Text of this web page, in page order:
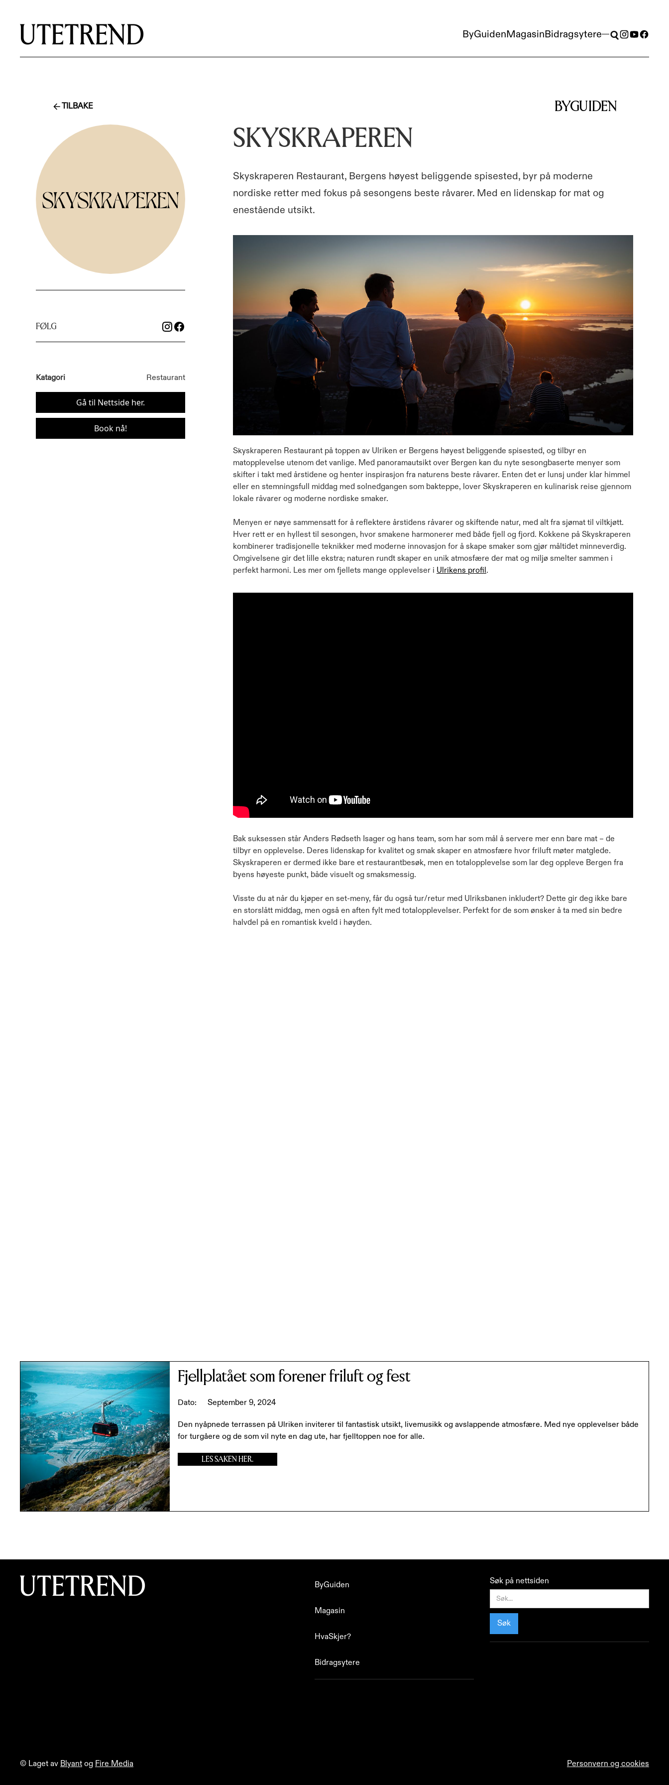
ByGuiden Magasin Bidragsytere
TILBAKE BYGUIDEN
FØLG
Katagori Restaurant
Gå til Nettside her.
Book nå!
SKYSKRAPEREN
Skyskraperen Restaurant, Bergens høyest beliggende spisested, byr på moderne
nordiske retter med fokus på sesongens beste råvarer. Med en lidenskap for mat og
enestående utsikt.
Skyskraperen Restaurant på toppen av Ulriken er Bergens høyest beliggende spisested, og tilbyr en
matopplevelse utenom det vanlige. Med panoramautsikt over Bergen kan du nyte sesongbaserte menyer som
skifter i takt med årstidene og henter inspirasjon fra naturens beste råvarer. Enten det er lunsj under klar himmel
eller en stemningsfull middag med solnedgangen som bakteppe, lover Skyskraperen en kulinarisk reise gjennom
lokale råvarer og moderne nordiske smaker.
Menyen er nøye sammensatt for å reflektere årstidens råvarer og skiftende natur, med alt fra sjømat til viltkjøtt.
Hver rett er en hyllest til sesongen, hvor smakene harmonerer med både fjell og fjord. Kokkene på Skyskraperen
kombinerer tradisjonelle teknikker med moderne innovasjon for å skape smaker som gjør måltidet minneverdig.
Omgivelsene gir det lille ekstra; naturen rundt skaper en unik atmosfære der mat og miljø smelter sammen i
perfekt harmoni. Les mer om fjellets mange opplevelser i Ulrikens profil .
Bak suksessen står Anders Rødseth Isager og hans team, som har som mål å servere mer enn bare mat – de
tilbyr en opplevelse. Deres lidenskap for kvalitet og smak skaper en atmosfære hvor friluft møter matglede.
Skyskraperen er dermed ikke bare et restaurantbesøk, men en totalopplevelse som lar deg oppleve Bergen fra
byens høyeste punkt, både visuelt og smaksmessig.
‍Visste du at når du kjøper en set-meny, får du også tur/retur med Ulriksbanen inkludert? Dette gir deg ikke bare
en storslått middag, men også en aften fylt med totalopplevelser. Perfekt for de som ønsker å ta med sin bedre
halvdel på en romantisk kveld i høyden.
Innhold om Skyskraperen
Fjellplatået som forener friluft og fest
Dato: September 9, 2024
Den nyåpnede terrassen på Ulriken inviterer til fantastisk utsikt, livemusikk og avslappende atmosfære. Med nye opplevelser både
for turgåere og de som vil nyte en dag ute, har fjelltoppen noe for alle.
LES SAKEN HER.
ByGuiden
Magasin
HvaSkjer?
Bidragsytere
Søk på nettsiden
© Laget av Blyant og Fire Media Personvern og cookies